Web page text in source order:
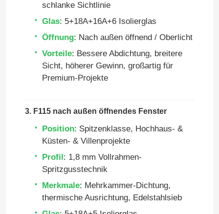
schlanke Sichtlinie
Glas: 5+18A+16A+6 Isolierglas
Öffnung: Nach außen öffnend / Oberlicht
Vorteile: Bessere Abdichtung, breitere
Sicht, höherer Gewinn, großartig für
Premium-Projekte
3. F115 nach außen öffnendes Fenster
Position: Spitzenklasse, Hochhaus- &
Küsten- & Villenprojekte
Profil: 1,8 mm Vollrahmen-
Spritzgusstechnik
Merkmale: Mehrkammer-Dichtung,
thermische Ausrichtung, Edelstahlsieb